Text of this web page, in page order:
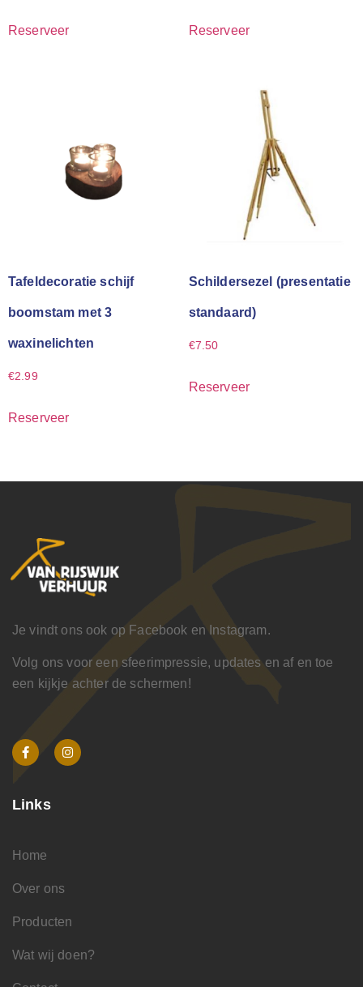
Reserveer Reserveer
Tafeldecoratie schijf
boomstam met 3
waxinelichten
€2.99
Reserveer
Schildersezel (presentatie
standaard)
€7.50
Reserveer
Je vindt ons ook op Facebook en Instagram.
Volg ons voor een sfeerimpressie, updates en af en toe
een kijkje achter de schermen!
Links
Home
Over ons
Producten
Wat wij doen?